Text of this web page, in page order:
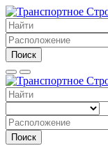
Поиск
Поиск